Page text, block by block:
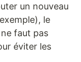
un nouveau
le
faut pas
éviter les